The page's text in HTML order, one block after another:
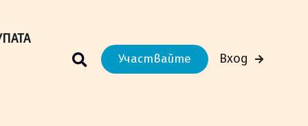
Участвайте Вход